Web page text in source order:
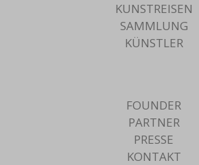
KUNSTREISEN
SAMMLUNG
KÜNSTLER
FOUNDER
PARTNER
PRESSE
KONTAKT